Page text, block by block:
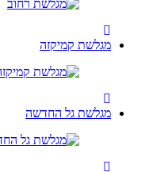
מגלשת קמיקזה
מגלשת גל החדשה